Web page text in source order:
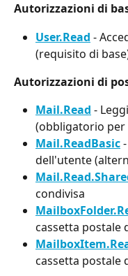
Autorizzazioni di
User.Read -
(requisito di
Autorizzazioni di
Mail.Read -
(obbligatorio
Mail.ReadBasic
dell'utente
condivisa
cassetta postale
cassetta postale